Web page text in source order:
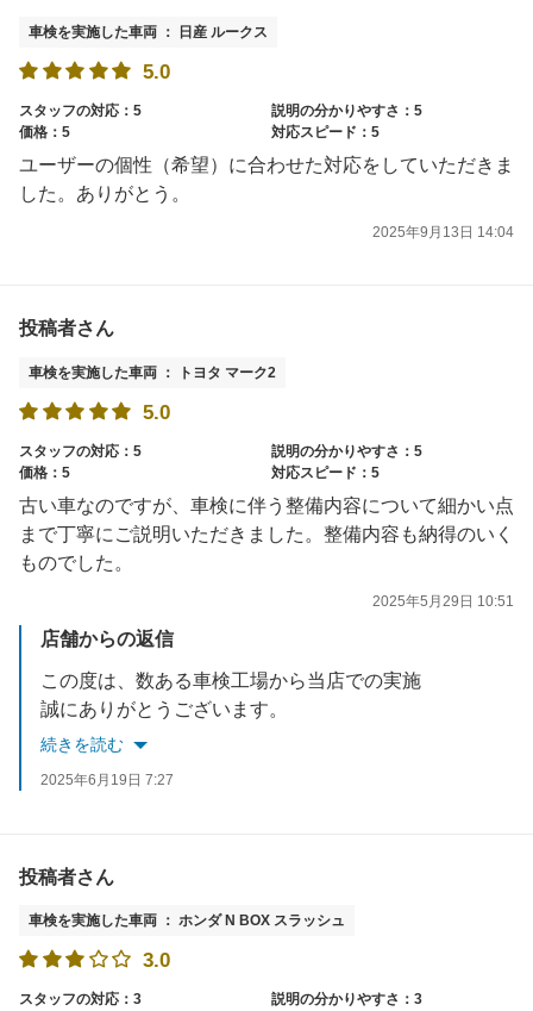
車検を実施した車両 ： 日産 ルークス
5.0
スタッフの対応：5
説明の分かりやすさ：5
価格：5
対応スピード：5
ユーザーの個性（希望）に合わせた対応をしていただきま
した。ありがとう。
2025年9月13日 14:04
投稿者さん
車検を実施した車両 ： トヨタ マーク2
5.0
スタッフの対応：5
説明の分かりやすさ：5
価格：5
対応スピード：5
古い車なのですが、車検に伴う整備内容について細かい点
まで丁寧にご説明いただきました。整備内容も納得のいく
ものでした。
2025年5月29日 10:51
店舗からの返信
この度は、数ある車検工場から当店での実施
誠にありがとうございます。
さらに高評価頂き誠にありがとうございました。
続きを読む
2025年6月19日 7:27
投稿者さん
車検を実施した車両 ： ホンダ N BOX スラッシュ
3.0
スタッフの対応：3
説明の分かりやすさ：3